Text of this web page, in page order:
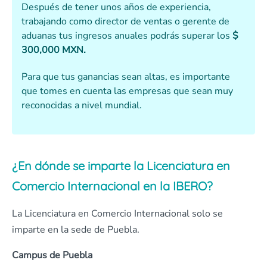
Después de tener unos años de experiencia,
trabajando como director de ventas o gerente de
aduanas tus ingresos anuales podrás superar los $
300,000 MXN.
Para que tus ganancias sean altas, es importante
que tomes en cuenta las empresas que sean muy
reconocidas a nivel mundial.
¿En dónde se imparte la Licenciatura en
Comercio Internacional en la IBERO?
La Licenciatura en Comercio Internacional solo se
imparte en la sede de Puebla.
Campus de Puebla